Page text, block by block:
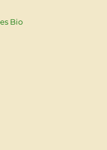
Bio